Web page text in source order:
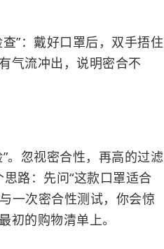
”：戴好口罩后，双手捂住
气流冲出，说明密合不
。忽视密合性，再高的过滤
路：先问“这款口罩适合
一次密合性测试，你会惊
的购物清单上。